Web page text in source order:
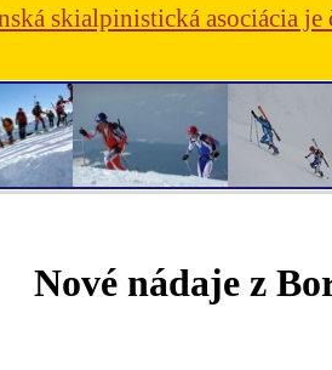
skialpinistická asociácia
Nové nádaje z